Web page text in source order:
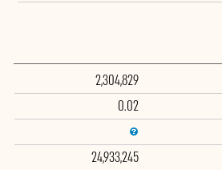
2,304,829
0.02
24,933,245